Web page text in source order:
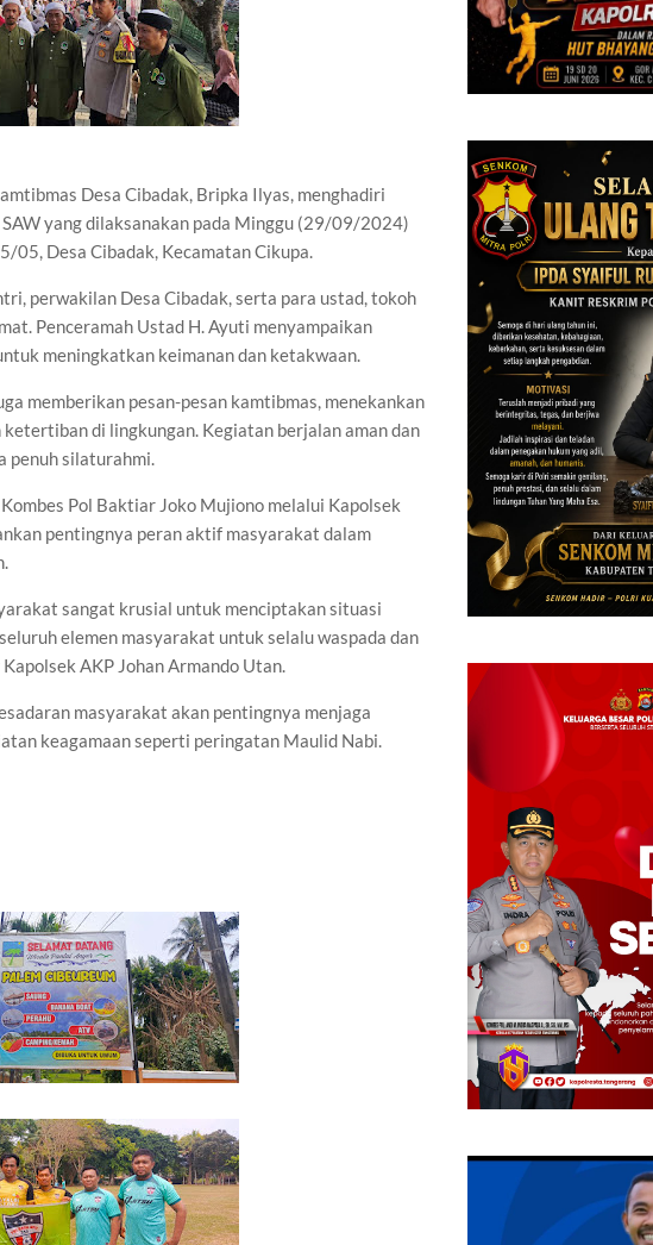
Desa Cibadak, Bripka Ilyas, menghadiri
yang dilaksanakan pada Minggu (29/09/2024)
05, Desa Cibadak, Kecamatan Cikupa.
perwakilan Desa Cibadak, serta para ustad, tokoh
Penceramah Ustad H. Ayuti menyampaikan
meningkatkan keimanan dan ketakwaan.
memberikan pesan-pesan kamtibmas, menekankan
di lingkungan. Kegiatan berjalan aman dan
penuh silaturahmi.
Pol Baktiar Joko Mujiono melalui Kapolsek
pentingnya peran aktif masyarakat dalam
sangat krusial untuk menciptakan situasi
elemen masyarakat untuk selalu waspada dan
AKP Johan Armando Utan.
masyarakat akan pentingnya menjaga
keagamaan seperti peringatan Maulid Nabi.